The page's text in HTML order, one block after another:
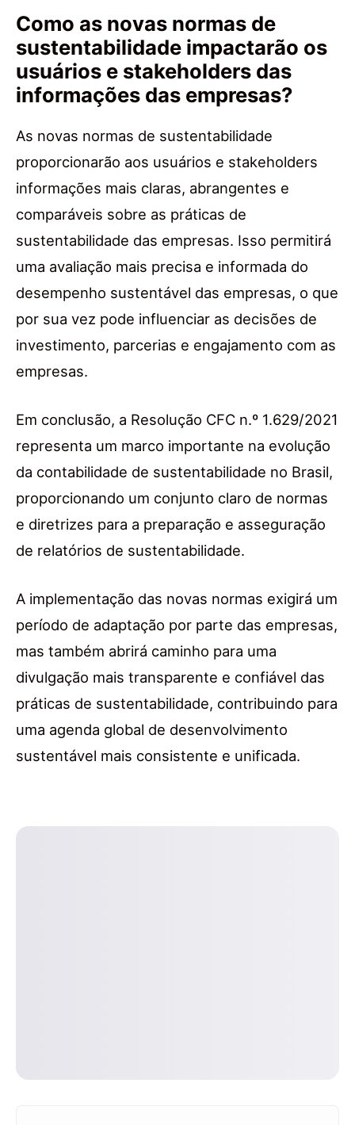
Como as novas normas de
sustentabilidade impactarão os
usuários e stakeholders das
informações das empresas?
As novas normas de sustentabilidade
proporcionarão aos usuários e stakeholders
informações mais claras, abrangentes e
comparáveis sobre as práticas de
sustentabilidade das empresas. Isso permitirá
uma avaliação mais precisa e informada do
desempenho sustentável das empresas, o que
por sua vez pode influenciar as decisões de
investimento, parcerias e engajamento com as
empresas.
Em conclusão, a Resolução CFC n.º 1.629/2021
representa um marco importante na evolução
da contabilidade de sustentabilidade no Brasil,
proporcionando um conjunto claro de normas
e diretrizes para a preparação e asseguração
de relatórios de sustentabilidade.
A implementação das novas normas exigirá um
período de adaptação por parte das empresas,
mas também abrirá caminho para uma
divulgação mais transparente e confiável das
práticas de sustentabilidade, contribuindo para
uma agenda global de desenvolvimento
sustentável mais consistente e unificada.